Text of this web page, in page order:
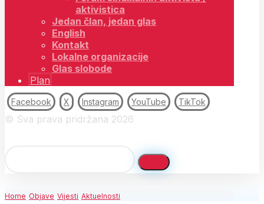
aktivistica
Jedan član, jedan glas
English
Kontakt
Lokalne organizacije
Glas slobode
Plan
Facebook X Instagram YouTube TikTok
© Sva prava pridržana 2026
Home Objave Vijesti Aktuelnosti